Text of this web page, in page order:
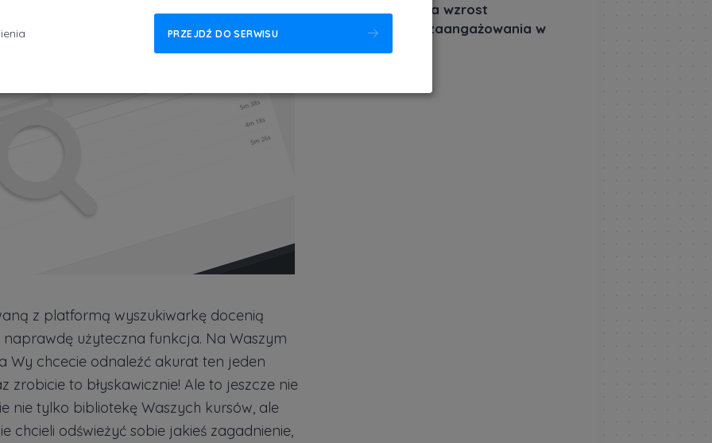
z platformą wyszukiwarkę docenią
użyteczna funkcja. Na Waszym
Wy chcecie odnaleźć akurat ten jeden
to błyskawicznie! Ale to jeszcze nie
nie tylko bibliotekę Waszych kursów, ale
chcieli odświeżyć sobie jakieś zagadnienie,
przekłada się na wzrost
efektywności i zaangażowania w
PRZEJDŹ DO SERWISU